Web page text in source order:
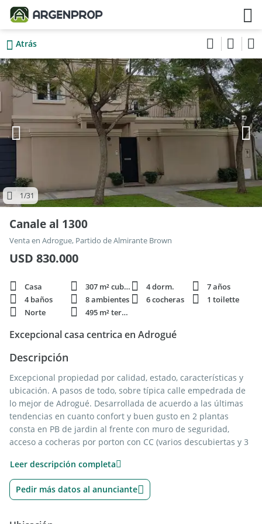
Atrás
1/31
Canale al 1300
Venta en Adrogue, Partido de Almirante Brown
USD 830.000
Casa 307 m² cubie. 4 dorm.
7 años
4 baños
8 ambientes 6 cocheras
1 toilette
Norte
495 m² terren.
Excepcional casa centrica en Adrogué
Descripción
Excepcional propiedad por calidad, estado, características y
ubicación. A pasos de todo, sobre típica calle empedrada de
lo mejor de Adrogué. Desarrollada de acuerdo a las últimas
tendencias en cuanto confort y buen gusto en 2 plantas
consta en PB de jardin al frente con muro de seguridad,
acceso a cocheras por porton con CC (varios descubiertas y 3
lavadero separado, todos los ventanales al fondo con toldos
con apertura/cierre eléctrico. En la propiedad accedemos por
doble puerta en pinotea a hall de recepción, escritorio,
cocina con profusion de muebles y barra desayunador; en la
Leer descripción completa
Pedir más datos al anunciante